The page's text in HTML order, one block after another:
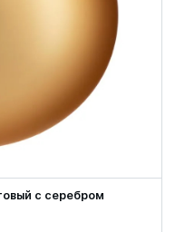
с серебром